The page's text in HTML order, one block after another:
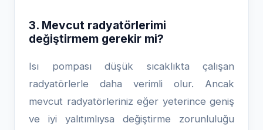
3. Mevcut radyatörlerimi
değiştirmem gerekir mi?
Isı pompası düşük sıcaklıkta çalışan
radyatörlerle daha verimli olur. Ancak
mevcut radyatörleriniz eğer yeterince geniş
ve iyi yalıtımlıysa değiştirme zorunluluğu